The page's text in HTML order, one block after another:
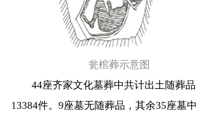
瓮棺葬示意图
44座齐家文化墓葬中共计出土随葬品
13384件。9座墓无随葬品，其余35座墓中